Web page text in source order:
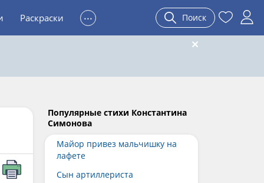
Раскраски ... Поиск
Популярные стихи Константина
Симонова
Майор привез мальчишку на
лафете
Сын артиллериста